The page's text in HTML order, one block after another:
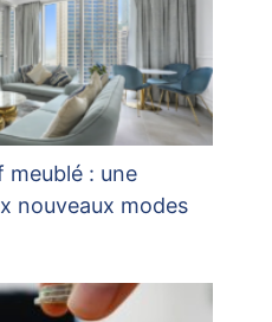
meublé : une
nouveaux modes